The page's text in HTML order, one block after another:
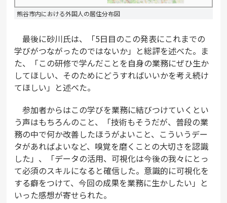
熊谷市内における外国人の居住分布図
最後に砂川氏は、「5日目のこの発表にこれまでの
学びがつながったのではないか」と総評を述べた。ま
た、「この研修で学んだことを自身の業務にぜひ生か
してほしい、そのためにどうすればいいかを考え続け
てほしい」と述べた。
参加者からはこの学びを業務に結びつけていくとい
う声はもちろんのこと、「技術もそうだが、普段の業
務の中で何か改善したほうがよいこと、こういうデー
タがあればよいなど、嗅覚を磨くことの大切さを認識
した」、「データの活用、可視化は今後の我々にとっ
て必須のスキルになると確信した。意識的に可視化を
する癖をつけて、今回の成果を業務に生かしたい」と
いった感想が寄せられた。